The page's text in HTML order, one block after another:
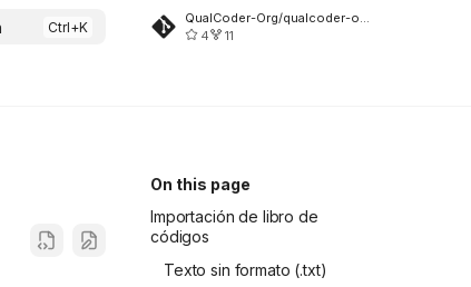
4
11
On this page
Importación de libro de
códigos
Texto sin formato (.txt)